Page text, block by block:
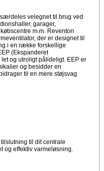
velegnet til brug ved
garager,
m.m. Reventon
der er designet til
i en række forskellige
(Ekspanderet
og utroligt pålideligt. EEP er
og besidder en
til en mere støjsvag
til dit centrale
og effektiv varmeløsning.